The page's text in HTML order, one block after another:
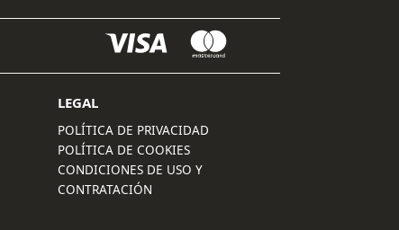
LEGAL
POLÍTICA DE PRIVACIDAD
POLÍTICA DE COOKIES
CONDICIONES DE USO Y
CONTRATACIÓN